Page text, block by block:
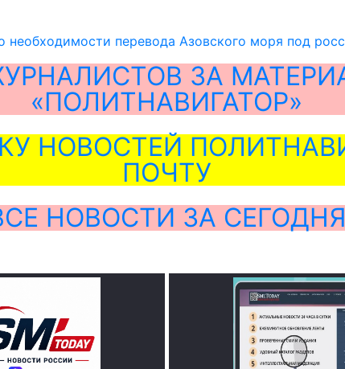
необходимости перевода Азовского моря под
ЗА
«ПОЛИТНАВИГАТОР»
НОВОСТЕЙ
ПОЧТУ
НОВОСТИ ЗА СЕГОДНЯ